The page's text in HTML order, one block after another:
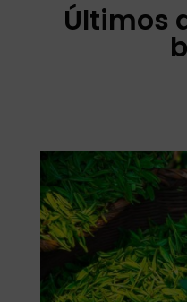
Últimos